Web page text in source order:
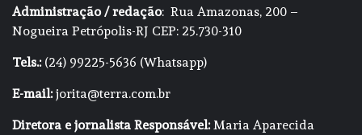
Administração / redação: Rua Amazonas, 200 –
Nogueira Petrópolis-RJ CEP: 25.730-310
Tels.:(24) 99225-5636 (Whatsapp)
E-mail:jorita@terra.com.br
Diretora e jornalista Responsável:Maria Aparecida